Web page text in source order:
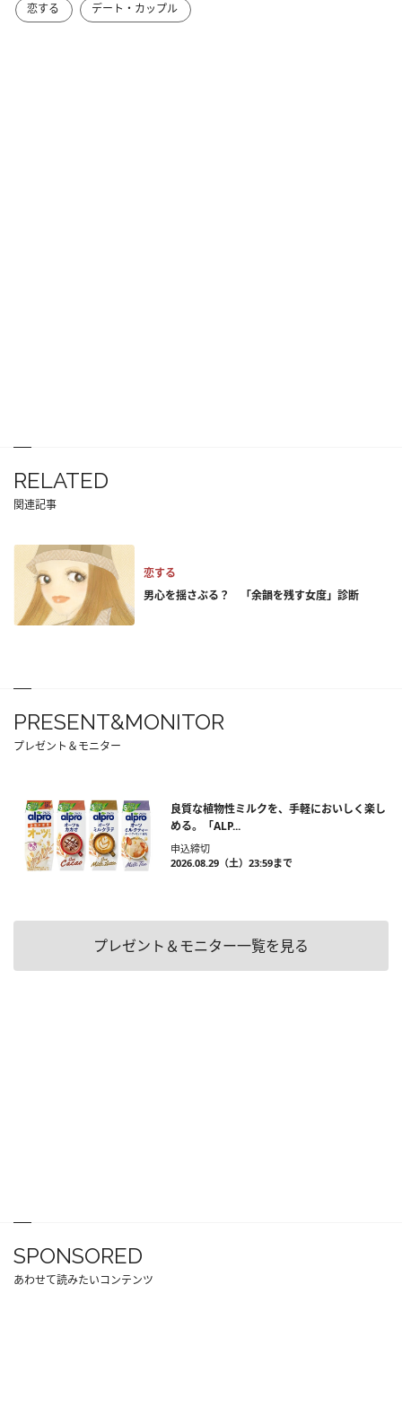
恋する
デート・カップル
RELATED
関連記事
恋する
男心を揺さぶる？ 「余韻を残す女度」診断
PRESENT&MONITOR
プレゼント＆モニター
良質な植物性ミルクを、手軽においしく楽し
める。「ALP...
申込締切
2026.08.29（土）23:59まで
プレゼント＆モニター一覧を見る
SPONSORED
あわせて読みたいコンテンツ